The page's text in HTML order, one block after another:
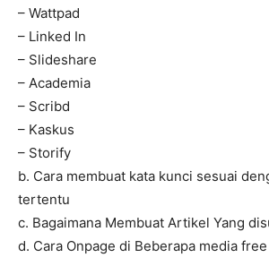
– Wattpad
– Linked In
– Slideshare
– Academia
– Scribd
– Kaskus
– Storify
b. Cara membuat kata kunci sesuai
tertentu
c. Bagaimana Membuat Artikel Yang
d. Cara Onpage di Beberapa media free